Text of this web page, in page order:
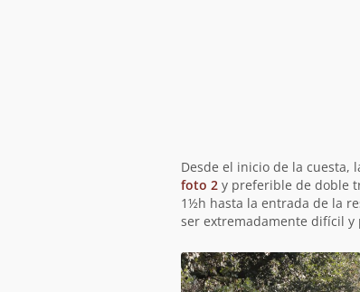
Desde el inicio de la cuesta,
foto 2y preferible de doble
1½h hasta la entrada de la
ser extremadamente difícil y